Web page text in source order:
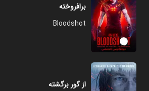
برافروخته
Bloodshot
از گور برگشته